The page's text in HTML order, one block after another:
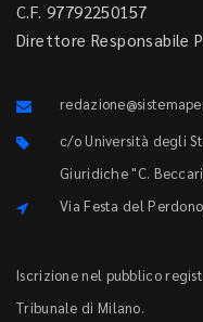
C.F. 97792250157
Direttore Responsabile
c/o Università degli
Giuridiche "C.
Via Festa del
Iscrizione nel pubblico
Tribunale di Milano.